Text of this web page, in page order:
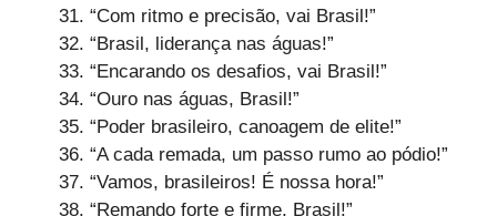
“Com ritmo e precisão, vai Brasil!”
“Brasil, liderança nas águas!”
“Encarando os desafios, vai Brasil!”
“Ouro nas águas, Brasil!”
“Poder brasileiro, canoagem de elite!”
“A cada remada, um passo rumo ao pódio!”
“Vamos, brasileiros! É nossa hora!”
“Remando forte e firme, Brasil!”